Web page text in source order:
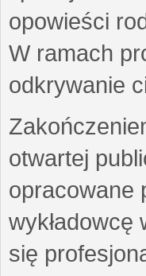
opowieści
W ramach
odkrywanie
otwartej
opracowane
się